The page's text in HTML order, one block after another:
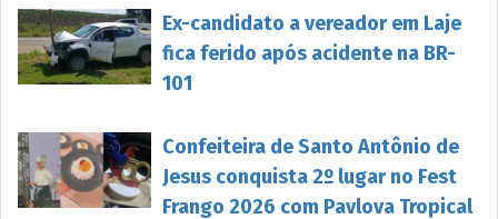
Ex-candidato a vereador em Laje
fica ferido após acidente na BR-
101
Confeiteira de Santo Antônio de
Jesus conquista 2º lugar no Fest
Frango 2026 com Pavlova Tropical